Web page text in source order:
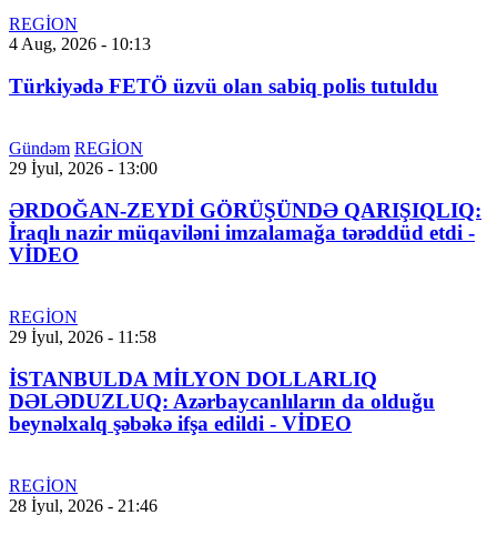
REGİON
4 Aug, 2026 - 10:13
Türkiyədə FETÖ üzvü olan sabiq polis tutuldu
Gündəm REGİON
29 İyul, 2026 - 13:00
ƏRDOĞAN-ZEYDİ GÖRÜŞÜNDƏ QARIŞIQLIQ:
İraqlı nazir müqaviləni imzalamağa tərəddüd etdi -
VİDEO
REGİON
29 İyul, 2026 - 11:58
İSTANBULDA MİLYON DOLLARLIQ
DƏLƏDUZLUQ: Azərbaycanlıların da olduğu
beynəlxalq şəbəkə ifşa edildi - VİDEO
REGİON
28 İyul, 2026 - 21:46